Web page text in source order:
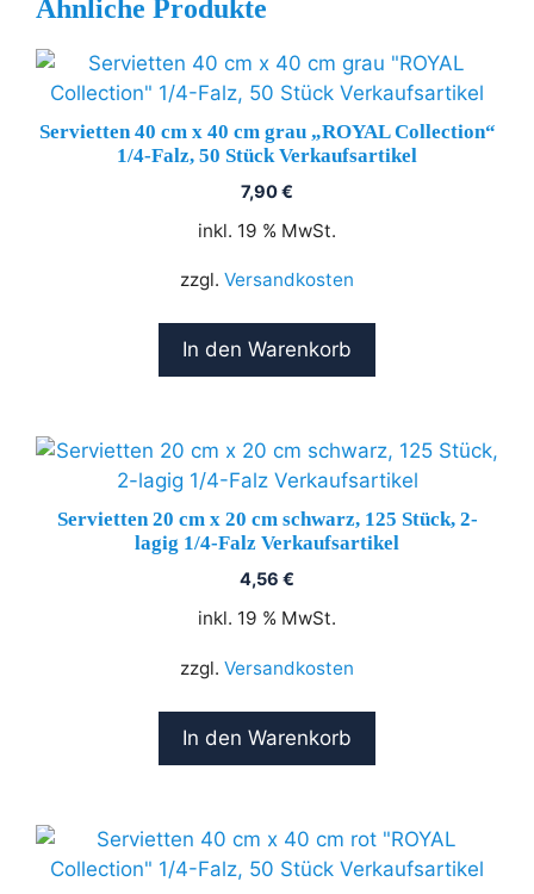
"ROYAL
1/4-
Falz,
50
Stück
Verkaufsartikel
Menge
Ähnliche Produkte
Servietten 40 cm x 40 cm grau „ROYAL Collection“
1/4-Falz, 50 Stück Verkaufsartikel
7,90€
inkl. 19 % MwSt.
zzgl. Versandkosten
In den Warenkorb
Servietten 20 cm x 20 cm schwarz, 125 Stück, 2-
lagig 1/4-Falz Verkaufsartikel
4,56 €
inkl. 19 % MwSt.
zzgl. Versandkosten
In den Warenkorb